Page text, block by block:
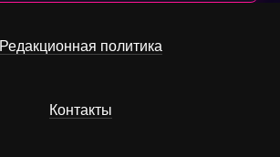
Редакционная политика
Контакты